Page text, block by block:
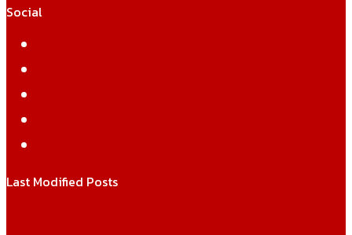
Social
Last Modified Posts